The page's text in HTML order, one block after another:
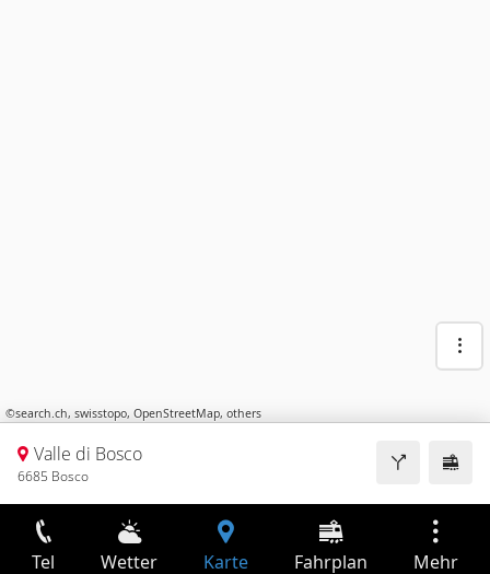
©search.ch, swisstopo, OpenStreetMap, others
Valle di Bosco
6685 Bosco
Tel Wetter Karte Fahrplan Mehr